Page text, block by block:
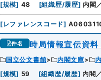
[規模] 48 [組織歴/履歴] 内閣
[レファレンスコード]
件名 時局情報宣伝資
国立公文書館 内閣文庫
[規模] 59 [組織歴/履歴] 内閣